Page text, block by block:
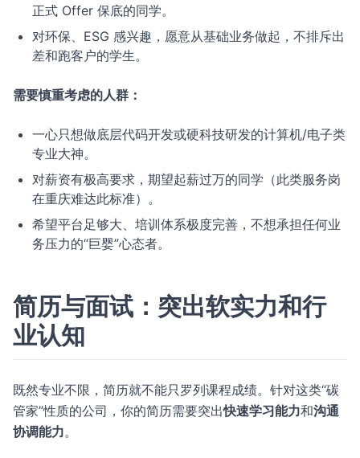
正式 Offer 保底的同学。
对环保、ESG 感兴趣，愿意从基础业务做起，不排斥出
差和跑客户的学生。
需要慎重考虑的人群：
一心只想做底层代码开发或硬科技研发的计算机/电子类
专业大神。
对薪资有极高要求，期望起薪过万的同学（此类服务岗
在重庆难达此标准）。
希望平台足够大、培训体系极度完善，不想承担任何业
务压力的“巨婴”心态者。
简历与面试：突出软实力和行
业认知
既然专业不限，简历就不能只罗列课程成绩。针对这类“碳
管家”性质的公司，你的简历需要突出快速学习能力和沟通
协调能力。